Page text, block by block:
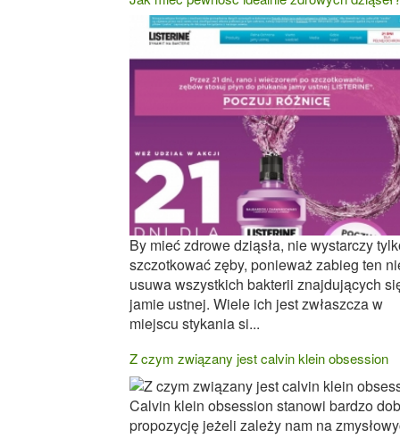
By mieć zdrowe dziąsła, nie wystarczy
szczotkować zęby, ponieważ zabieg ten
usuwa wszystkich bakterii znajdujących
jamie ustnej. Wiele ich jest zwłaszcza w
miejscu stykania si...
Z czym związany jest calvin klein obsession
Calvin klein obsession stanowi bardzo
propozycję jeżeli zależy nam na